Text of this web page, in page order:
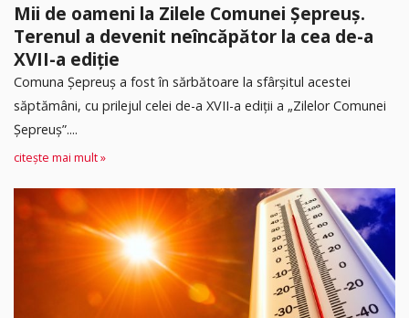
Mii de oameni la Zilele Comunei Șepreuș.
Terenul a devenit neîncăpător la cea de-a
XVII-a ediție
Comuna Șepreuș a fost în sărbătoare la sfârșitul acestei
săptămâni, cu prilejul celei de-a XVII-a ediții a „Zilelor Comunei
Șepreuș”....
citește mai mult »